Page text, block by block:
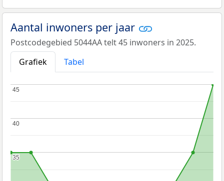
Aantal inwoners per jaar
Postcodegebied 5044AA telt 45 inwoners in 2025.
Grafiek
Tabel
35
35
40
40
45
45